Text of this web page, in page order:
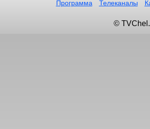
Программа Телеканалы
©